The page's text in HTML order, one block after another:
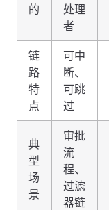
的
处理
者
链
路
特
点
可中
断、
可跳
过
典
型
场
景
审批
流
程、
过滤
器链